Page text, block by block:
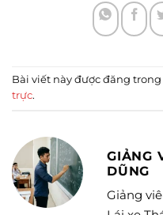
Bài viết này được đăng trong
trực.
GIẢNG
DŨNG
Giảng